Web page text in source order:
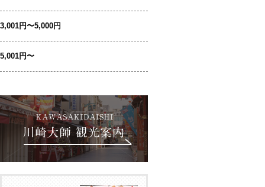
3,001円〜5,000円
5,001円〜